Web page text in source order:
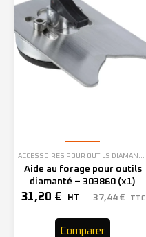
Aide au forage pour outils
diamanté – 303860 (x1)
31,20 € HT 37,44 € TTC
Comparer